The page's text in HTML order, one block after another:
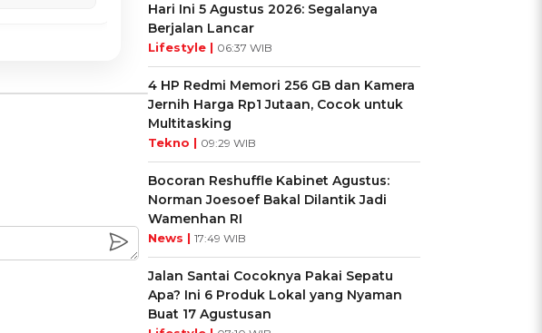
Hari Ini 5 Agustus 2026: Segalanya
Berjalan Lancar
Lifestyle | 06:37 WIB
4 HP Redmi Memori 256 GB dan Kamera
Jernih Harga Rp1 Jutaan, Cocok untuk
Multitasking
Tekno | 09:29 WIB
Bocoran Reshuffle Kabinet Agustus:
Norman Joesoef Bakal Dilantik Jadi
Wamenhan RI
News | 17:49 WIB
Jalan Santai Cocoknya Pakai Sepatu
Apa? Ini 6 Produk Lokal yang Nyaman
Buat 17 Agustusan